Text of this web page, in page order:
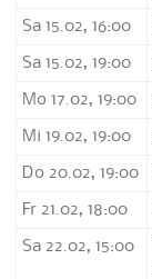
Sa 15.02, 16:00
Sa 15.02, 19:00
Mo 17.02, 19:00
Mi 19.02, 19:00
Do 20.02, 19:00
Fr 21.02, 18:00
Sa 22.02, 15:00